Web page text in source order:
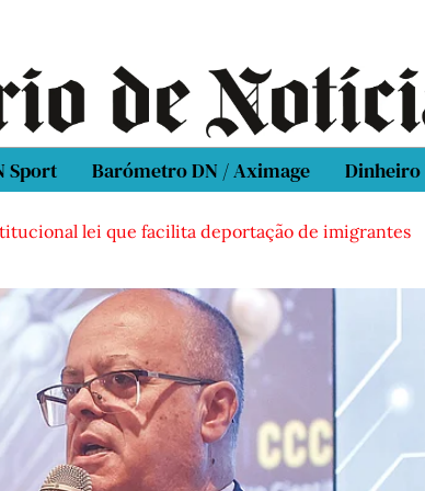
Sport Barómetro DN / Aximage Dinheiro
lei que facilita deportação de imigrantes